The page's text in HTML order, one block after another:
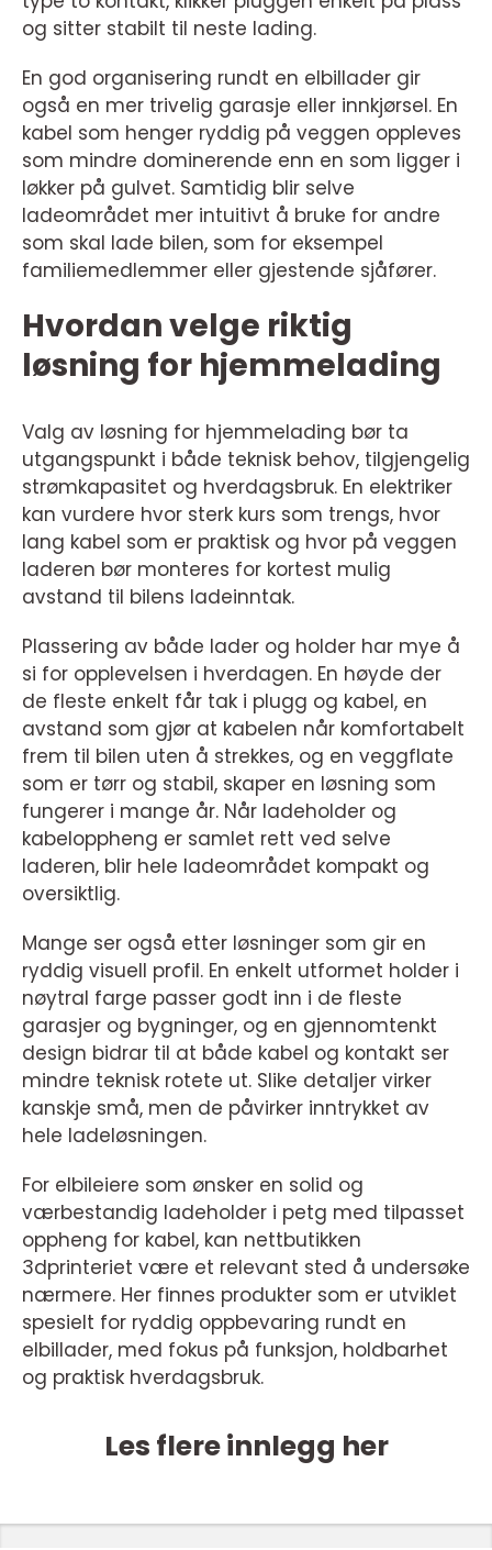
og sitter stabilt til neste lading.
En god organisering rundt en elbillader gir
også en mer trivelig garasje eller innkjørsel. En
kabel som henger ryddig på veggen oppleves
som mindre dominerende enn en som ligger i
løkker på gulvet. Samtidig blir selve
ladeområdet mer intuitivt å bruke for andre
som skal lade bilen, som for eksempel
familiemedlemmer eller gjestende sjåfører.
Hvordan velge riktig
løsning for hjemmelading
Valg av løsning for hjemmelading bør ta
utgangspunkt i både teknisk behov, tilgjengelig
strømkapasitet og hverdagsbruk. En elektriker
kan vurdere hvor sterk kurs som trengs, hvor
lang kabel som er praktisk og hvor på veggen
laderen bør monteres for kortest mulig
avstand til bilens ladeinntak.
Plassering av både lader og holder har mye å
si for opplevelsen i hverdagen. En høyde der
de fleste enkelt får tak i plugg og kabel, en
avstand som gjør at kabelen når komfortabelt
frem til bilen uten å strekkes, og en veggflate
som er tørr og stabil, skaper en løsning som
fungerer i mange år. Når ladeholder og
kabeloppheng er samlet rett ved selve
laderen, blir hele ladeområdet kompakt og
oversiktlig.
Mange ser også etter løsninger som gir en
ryddig visuell profil. En enkelt utformet holder i
nøytral farge passer godt inn i de fleste
garasjer og bygninger, og en gjennomtenkt
design bidrar til at både kabel og kontakt ser
mindre teknisk rotete ut. Slike detaljer virker
kanskje små, men de påvirker inntrykket av
hele ladeløsningen.
For elbileiere som ønsker en solid og
værbestandig ladeholder i petg med tilpasset
oppheng for kabel, kan nettbutikken
3dprinteriet være et relevant sted å undersøke
nærmere. Her finnes produkter som er utviklet
spesielt for ryddig oppbevaring rundt en
elbillader, med fokus på funksjon, holdbarhet
og praktisk hverdagsbruk.
Les flere innlegg her